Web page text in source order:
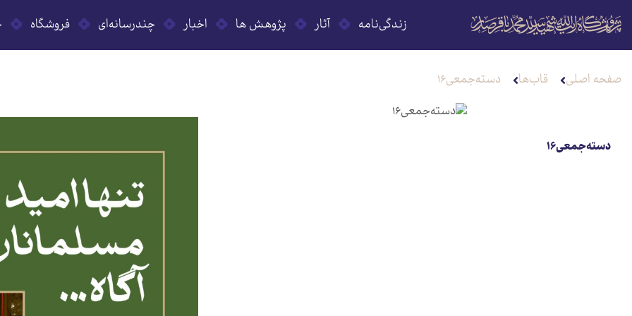
زندگی‌نامه آثار پژوهش ها اخبار چندرسانه‌ای فروشگاه
صفحه اصلی قاب‌ها دسته‌جمعی۱۶
دسته‌جمعی۱۶